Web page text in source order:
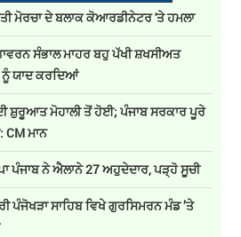
ਮੋਰਚਾ ਦੇ ਬਲਾਕ ਕੋਆਰਡੀਨੇਟਰ 'ਤੇ ਹਮਲਾ
ਸੰਭਾਲ ਮਾਹਰ ਬਹੁ ਪੱਖੀ ਸ਼ਖਸੀਅਤ
ਨੂੰ ਯਾਦ ਕਰਦਿਆਂ
ਸ਼ੁਰੂਆਤ ਮੋਹਾਲੀ ਤੋਂ ਹੋਈ; ਪੰਜਾਬ ਸਰਕਾਰ ਪੂਰੇ
CM ਮਾਨ
ਪੰਜਾਬ ਨੇ ਐਲਾਨੇ 27 ਅਹੁਦੇਦਾਰ, ਪੜ੍ਹੋ ਸੂਚੀ
ਪੰਜੋਖੜਾ ਸਾਹਿਬ ਵਿਖੇ ਗੁਰਸਿਮਰਨ ਮੰਡ ’ਤੇ